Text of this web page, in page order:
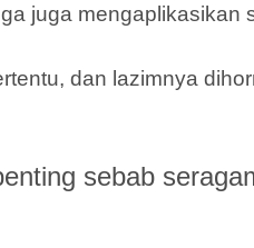
juga
dan lazimnya
sebab